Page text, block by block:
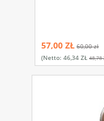
57,00 ZŁ 60,00 zł
(netto:46,34 ZŁ 48,78